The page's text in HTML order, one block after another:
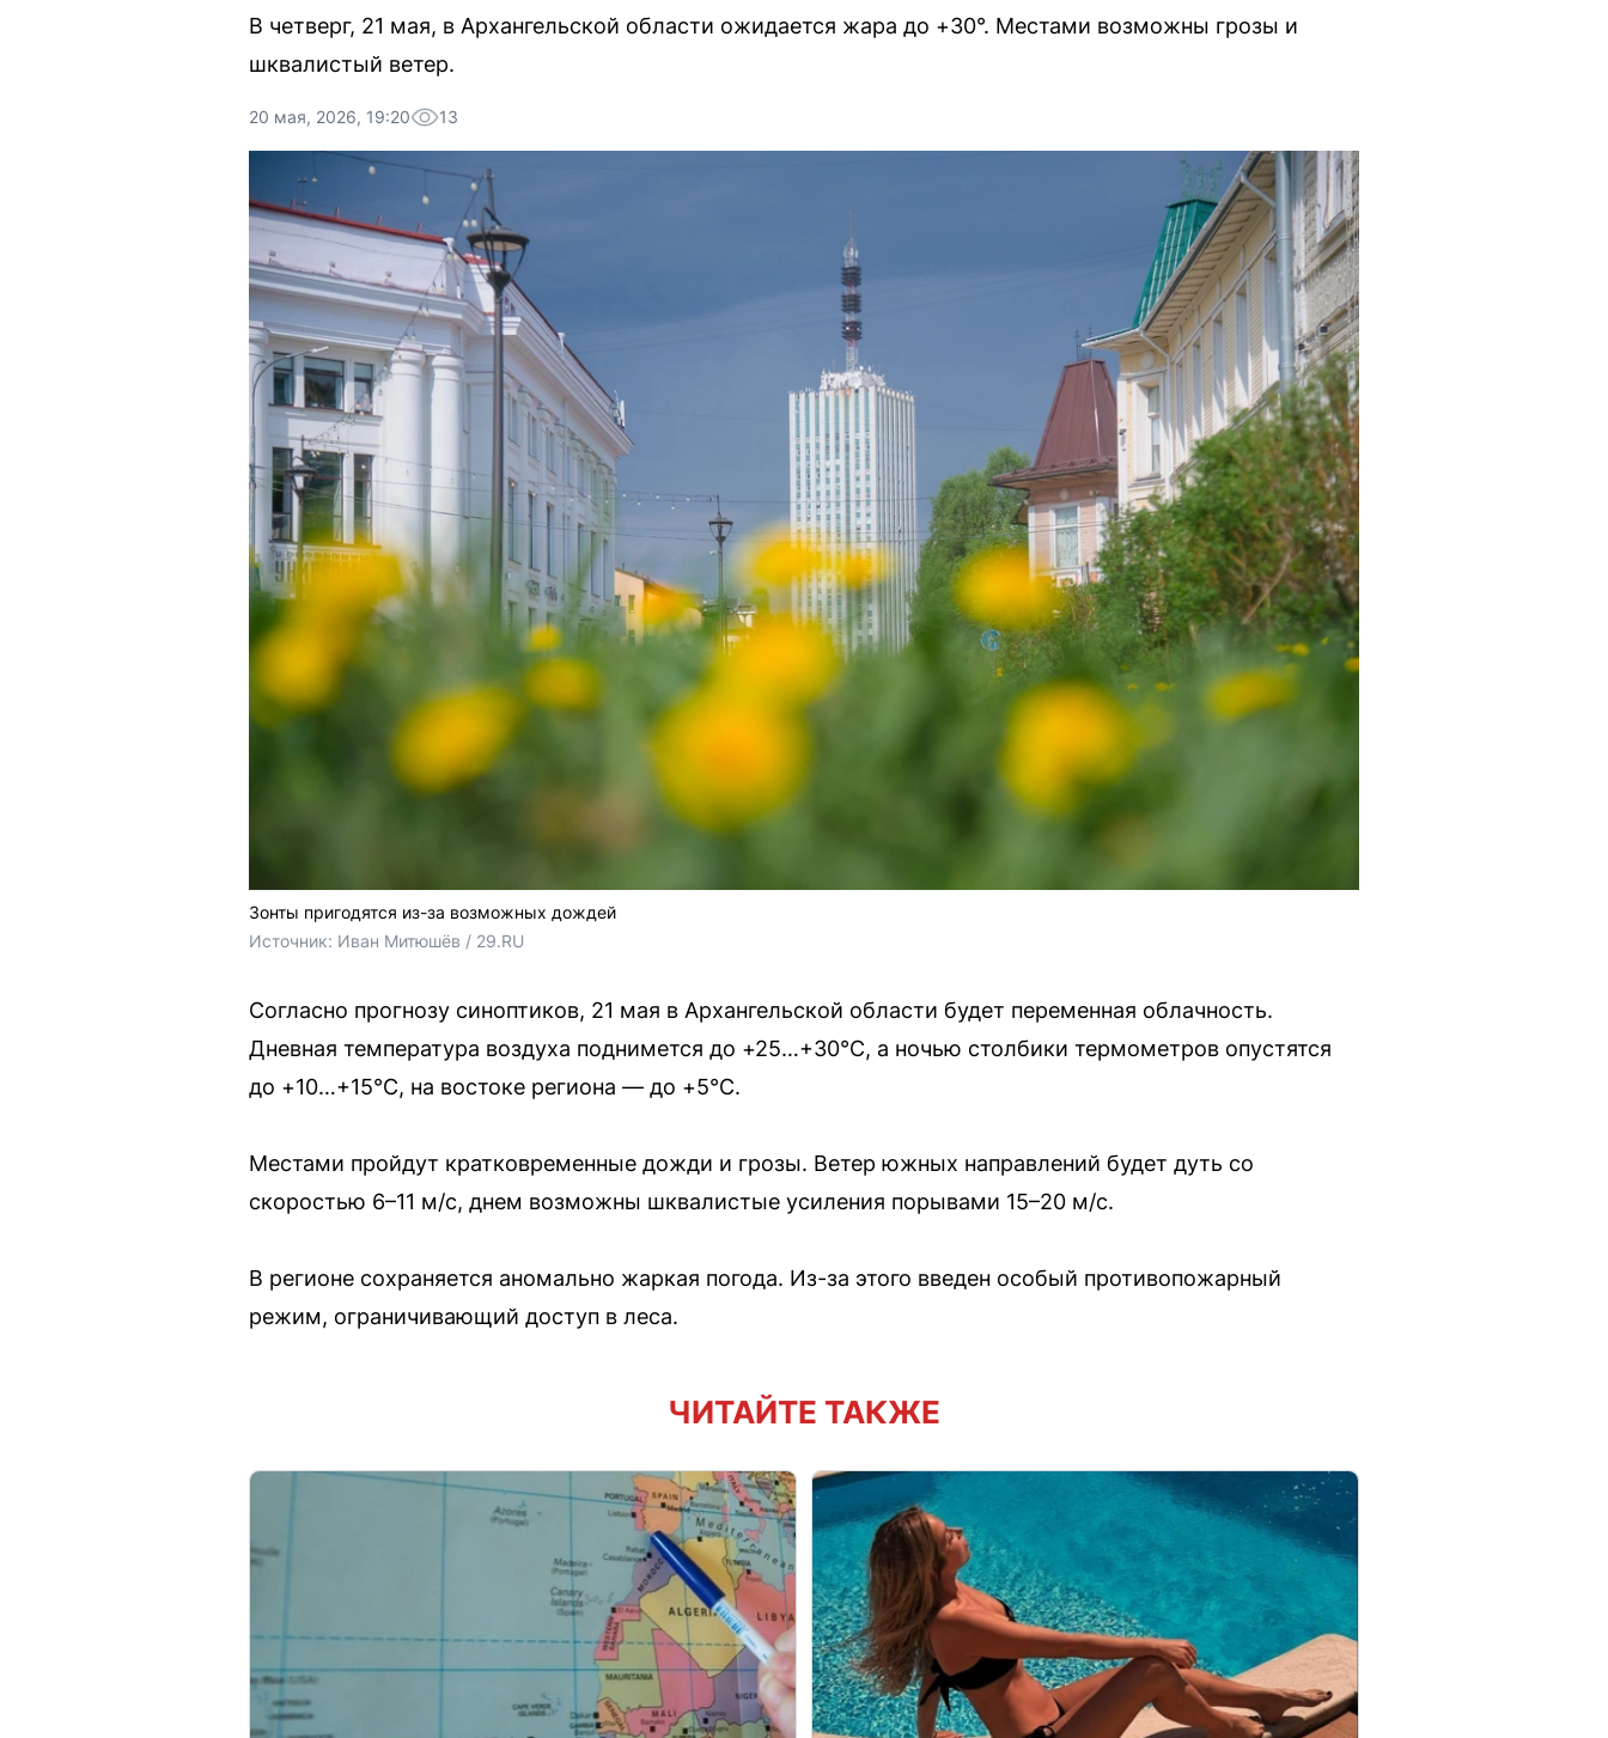
В четверг, 21 мая, в Архангельской области ожидается жара до +30°. Местами возможны грозы и
шквалистый ветер.
20 мая, 2026, 19:20 13
Зонты пригодятся из-за возможных дождей
Источник: Иван Митюшёв / 29.RU
Согласно прогнозу синоптиков, 21 мая в Архангельской области будет переменная облачность.
Дневная температура воздуха поднимется до +25…+30°С, а ночью столбики термометров опустятся
до +10…+15°С, на востоке региона — до +5°С.
Местами пройдут кратковременные дожди и грозы. Ветер южных направлений будет дуть со
скоростью 6–11 м/с, днем возможны шквалистые усиления порывами 15–20 м/с.
В регионе сохраняется аномально жаркая погода. Из-за этого введен особый противопожарный
режим, ограничивающий доступ в леса.
ЧИТАЙТЕ ТАКЖЕ